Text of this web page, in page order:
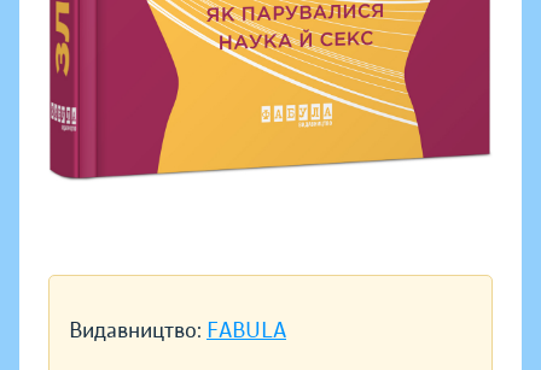
Видавництво: FABULA